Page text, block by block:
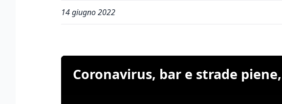
14 giugno 2022
Coronavirus, bar e strade